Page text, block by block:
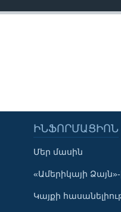
Learning English
ՀԵՏԵՒԵՔ ՄԵԶ
ԻՆՖՈՐՄԱՑԻՈՆ
Մեր մասին
«Ամերիկայի
Կայքի